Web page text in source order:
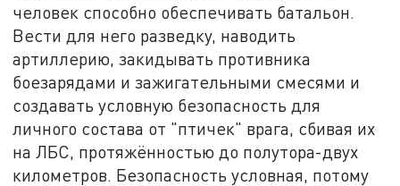
человек способно обеспечивать батальон.
Вести для него разведку, наводить
артиллерию, закидывать противника
боезарядами и зажигательными смесями и
создавать условную безопасность для
личного состава от "птичек" врага, сбивая их
на ЛБС, протяжённостью до полутора-двух
километров. Безопасность условная, потому